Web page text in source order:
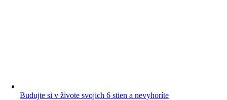
Budujte si v živote svojich 6 stien a nevyhoríte